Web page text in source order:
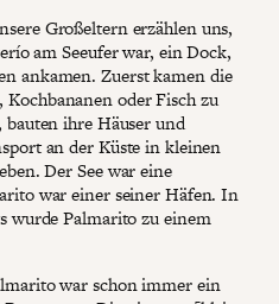
Großeltern erzählen uns,
am Seeufer war, ein Dock,
ankamen. Zuerst kamen die
oder Fisch zu
ihre Häuser und
an der Küste in kleinen
Der See war eine
war einer seiner Häfen. In
wurde Palmarito zu einem
war schon immer ein